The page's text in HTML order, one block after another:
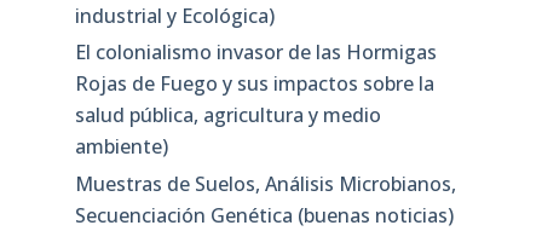
industrial y Ecológica)
El colonialismo invasor de las Hormigas
Rojas de Fuego y sus impactos sobre la
salud pública, agricultura y medio
ambiente)
Muestras de Suelos, Análisis Microbianos,
Secuenciación Genética (buenas noticias)